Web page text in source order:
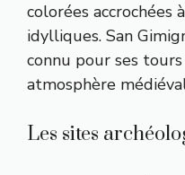
colorées accrochées
idylliques. San
connu pour ses
atmosphère
Les sites